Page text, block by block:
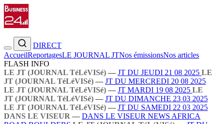
DIRECT
AccueilReportagesLE JOURNAL JTNos émissionsNos articles
FLASH INFO
LE JT (JOURNAL TéLéVISé) — JT DU JEUDI 21 08 2025 LE
JT (JOURNAL TéLéVISé) — JT DU MERCREDI 20 08 2025
LE JT (JOURNAL TéLéVISé) — JT MARDI 19 08 2025 LE
JT (JOURNAL TéLéVISé) — JT DU DIMANCHE 23 03 2025
LE JT (JOURNAL TéLéVISé) — JT DU SAMEDI 22 03 2025
DANS LE VISEUR — DANS LE VISEUR NEWS AFRICA